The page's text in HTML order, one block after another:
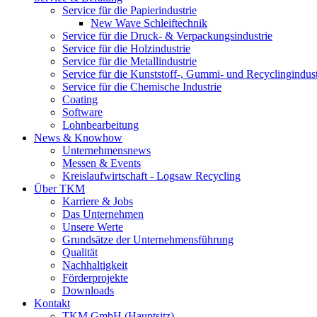
Service für die Papierindustrie
New Wave Schleiftechnik
Service für die Druck- & Verpackungsindustrie
Service für die Holzindustrie
Service für die Metallindustrie
Service für die Kunststoff-, Gummi- und
Service für die Chemische Industrie
Coating
Software
Lohnbearbeitung
News & Knowhow
Unternehmensnews
Messen & Events
Kreislaufwirtschaft - Logsaw Recycling
Über TKM
Karriere & Jobs
Das Unternehmen
Unsere Werte
Grundsätze der Unternehmensführung
Qualität
Nachhaltigkeit
Förderprojekte
Downloads
Kontakt